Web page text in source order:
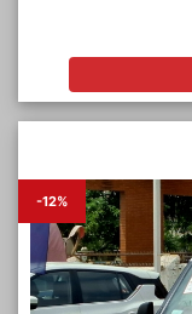
-12%